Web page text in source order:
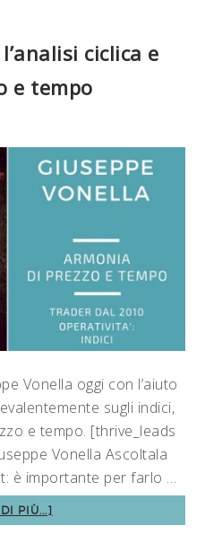
ciclica e
e tempo
Vonella oggi con l’aiuto
sugli indici,
e tempo. [thrive_leads
Vonella Ascoltala
è importante per farlo …
PIÙ...]